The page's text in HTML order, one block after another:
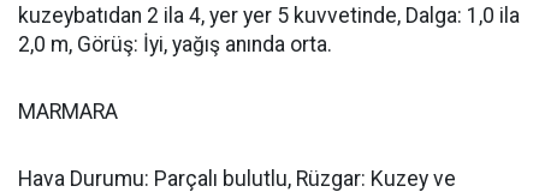
kuzeybatıdan 2 ila 4, yer yer 5 kuvvetinde, Dalga: 1,0 ila
2,0 m, Görüş: İyi, yağış anında orta.
MARMARA
Hava Durumu: Parçalı bulutlu, Rüzgar: Kuzey ve